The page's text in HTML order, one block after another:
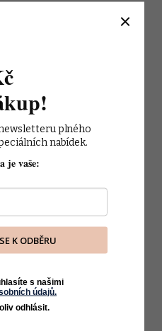
plného
nabídek.
je vaše:
K ODBĚRU
s našimi
údajů.
odhlásit.